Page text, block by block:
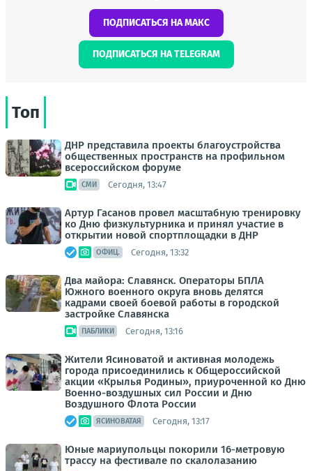
ПОДПИСАТЬСЯ НА МАКС
ПОДПИСАТЬСЯ НА TELEGRAM
Топ
ДНР представила проекты благоустройства
общественных пространств на профильном
всероссийском форуме
СМИ Сегодня, 13:47
Артур Гасанов провел масштабную тренировку
ко Дню физкультурника и принял участие в
открытии новой спортплощадки в ДНР
ОФИЦ. Сегодня, 13:32
Два майора: Славянск. Операторы БПЛА
Южного военного округа вновь делятся
кадрами своей боевой работы в городской
застройке Славянска
ПАБЛИКИ Сегодня, 13:16
Жители Ясиноватой и активная молодежь
города присоединились к Общероссийской
акции «Крылья Родины», приуроченной ко Дню
Военно-воздушных сил России и Дню
Воздушного Флота России
ЯСИНОВАТАЯ Сегодня, 13:17
Юные мариупольцы покорили 16-метровую
трассу на фестивале по скалолазанию